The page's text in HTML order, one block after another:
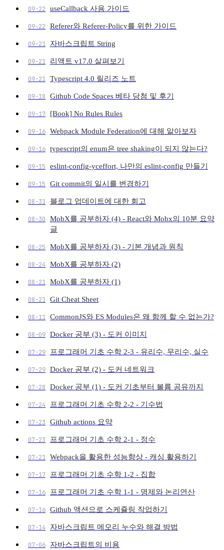
09-22 useCallback 사용 가이드
09-22 Referer와 Referer-Policy를 위한 가이드
09-21 자바스크립트 String
09-21 리액트 v17.0 살펴보기
09-21 Typescript 4.0 릴리즈 노트
09-18 Github Code Spaces 베타 당첨 및 후기
09-17 [Book] No Rules Rules
09-16 Webpack Module Federation에 대해 알아보자
09-16 typescript의 enum은 tree shaking이 되지 않는다?
09-15 eslint-config-yceffort, 나만의 eslint-config 만들기
09-15 Git commit의 일시를 변경하기
08-31 블로그 업데이트에 대한 회고
08-30
MobX를 공부하자 (4) - React와 Mobx의 10분 요약
글
08-25 MobX를 공부하자 (3) - 기본 개념과 원칙
08-24 MobX를 공부하자 (2)
08-21 MobX를 공부하자 (1)
08-21 Git Cheat Sheet
08-11 CommonJS와 ES Modules은 왜 함께 할 수 없는가?
08-09 Docker 공부 (3) - 도커 이미지
07-29 프로그래머 기초 수학 2-3 - 유리수, 무리수, 실수
07-29 Docker 공부 (2) - 도커 네트워크
07-28 Docker 공부 (1) - 도커 기초부터 볼륨 공유까지
07-24 프로그래머 기초 수학 2-2 - 기수법
07-23 Github actions 요약
07-23 프로그래머 기초 수학 2-1 - 정수
07-21 Webpack을 활용한 성능향상 - 캐싱 활용하기
07-17 프로그래머 기초 수학 1-2 - 집합
07-16 프로그래머 기초 수학 1-1 - 명제와 논리연산
07-16 Github 액션으로 스케쥴링 작업하기
07-14 자바스크립트 메모리 누수와 해결 방법
07-06 자바스크립트의 비용